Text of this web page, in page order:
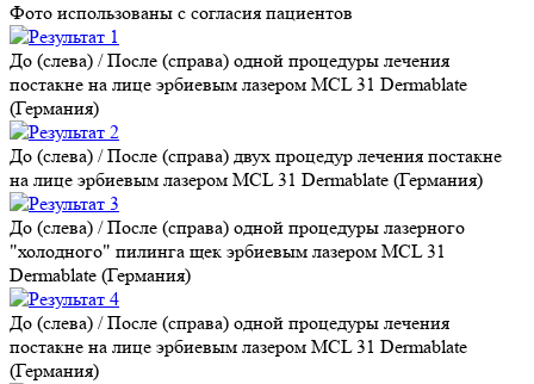
Фото использованы с согласия пациентов
До (слева) / После (справа) одной процедуры лечения
постакне на лице эрбиевым лазером MCL 31 Dermablate
(Германия)
До (слева) / После (справа) двух процедур лечения постакне
на лице эрбиевым лазером MCL 31 Dermablate (Германия)
До (слева) / После (справа) одной процедуры лазерного
"холодного" пилинга щек эрбиевым лазером MCL 31
Dermablate (Германия)
До (слева) / После (справа) одной процедуры лечения
постакне на лице эрбиевым лазером MCL 31 Dermablate
(Германия)